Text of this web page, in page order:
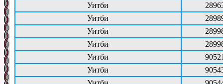
Уитби
Уитби
Уитби
Уитби
Уитби
Уитби